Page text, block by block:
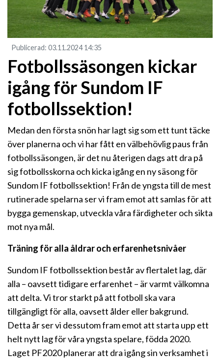
Publicerad: 03.11.2024 14:35
Fotbollssäsongen kickar
igång för Sundom IF
fotbollssektion!
Medan den första snön har lagt sig som ett tunt täcke
över planerna och vi har fått en välbehövlig paus från
fotbollssäsongen, är det nu återigen dags att dra på
sig fotbollsskorna och kicka igång en ny säsong för
Sundom IF fotbollssektion! Från de yngsta till de mest
rutinerade spelarna ser vi fram emot att samlas för att
bygga gemenskap, utveckla våra färdigheter och sikta
mot nya mål.
Träning för alla åldrar och erfarenhetsnivåer
Sundom IF fotbollssektion består av flertalet lag, där
alla – oavsett tidigare erfarenhet – är varmt välkomna
att delta. Vi tror starkt på att fotboll ska vara
tillgängligt för alla, oavsett ålder eller bakgrund.
Detta år ser vi dessutom fram emot att starta upp ett
helt nytt lag för våra yngsta spelare, födda 2020.
Laget PF2020 planerar att dra igång sin verksamhet i